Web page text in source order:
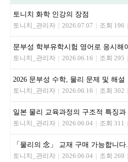
토니치 화학 인강의 장점
토니치_관리자 | 2026.07.07 | 조회 196 |
토니치_관리자 | 2026.06.16 | 조회 295 |
2026 문부성 수학, 물리 문제 및 해설
토니치_관리자 | 2026.06.16 | 조회 302 |
일본 물리 교육과정의 구조적 특징과
토니치_관리자 | 2026.06.04 | 조회 311 |
「물리의 念」 교재 구매 가능합니다.
토니치_관리자 | 2026.06.04 | 조회 269 |